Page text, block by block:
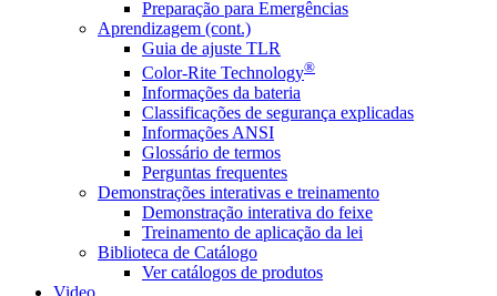
Preparação para Emergências
Aprendizagem (cont.)
Guia de ajuste TLR
Color-Rite Technology®
Informações da bateria
Classificações de segurança explicadas
Informações ANSI
Glossário de termos
Perguntas frequentes
Demonstrações interativas e treinamento
Demonstração interativa do feixe
Treinamento de aplicação da lei
Biblioteca de Catálogo
Ver catálogos de produtos